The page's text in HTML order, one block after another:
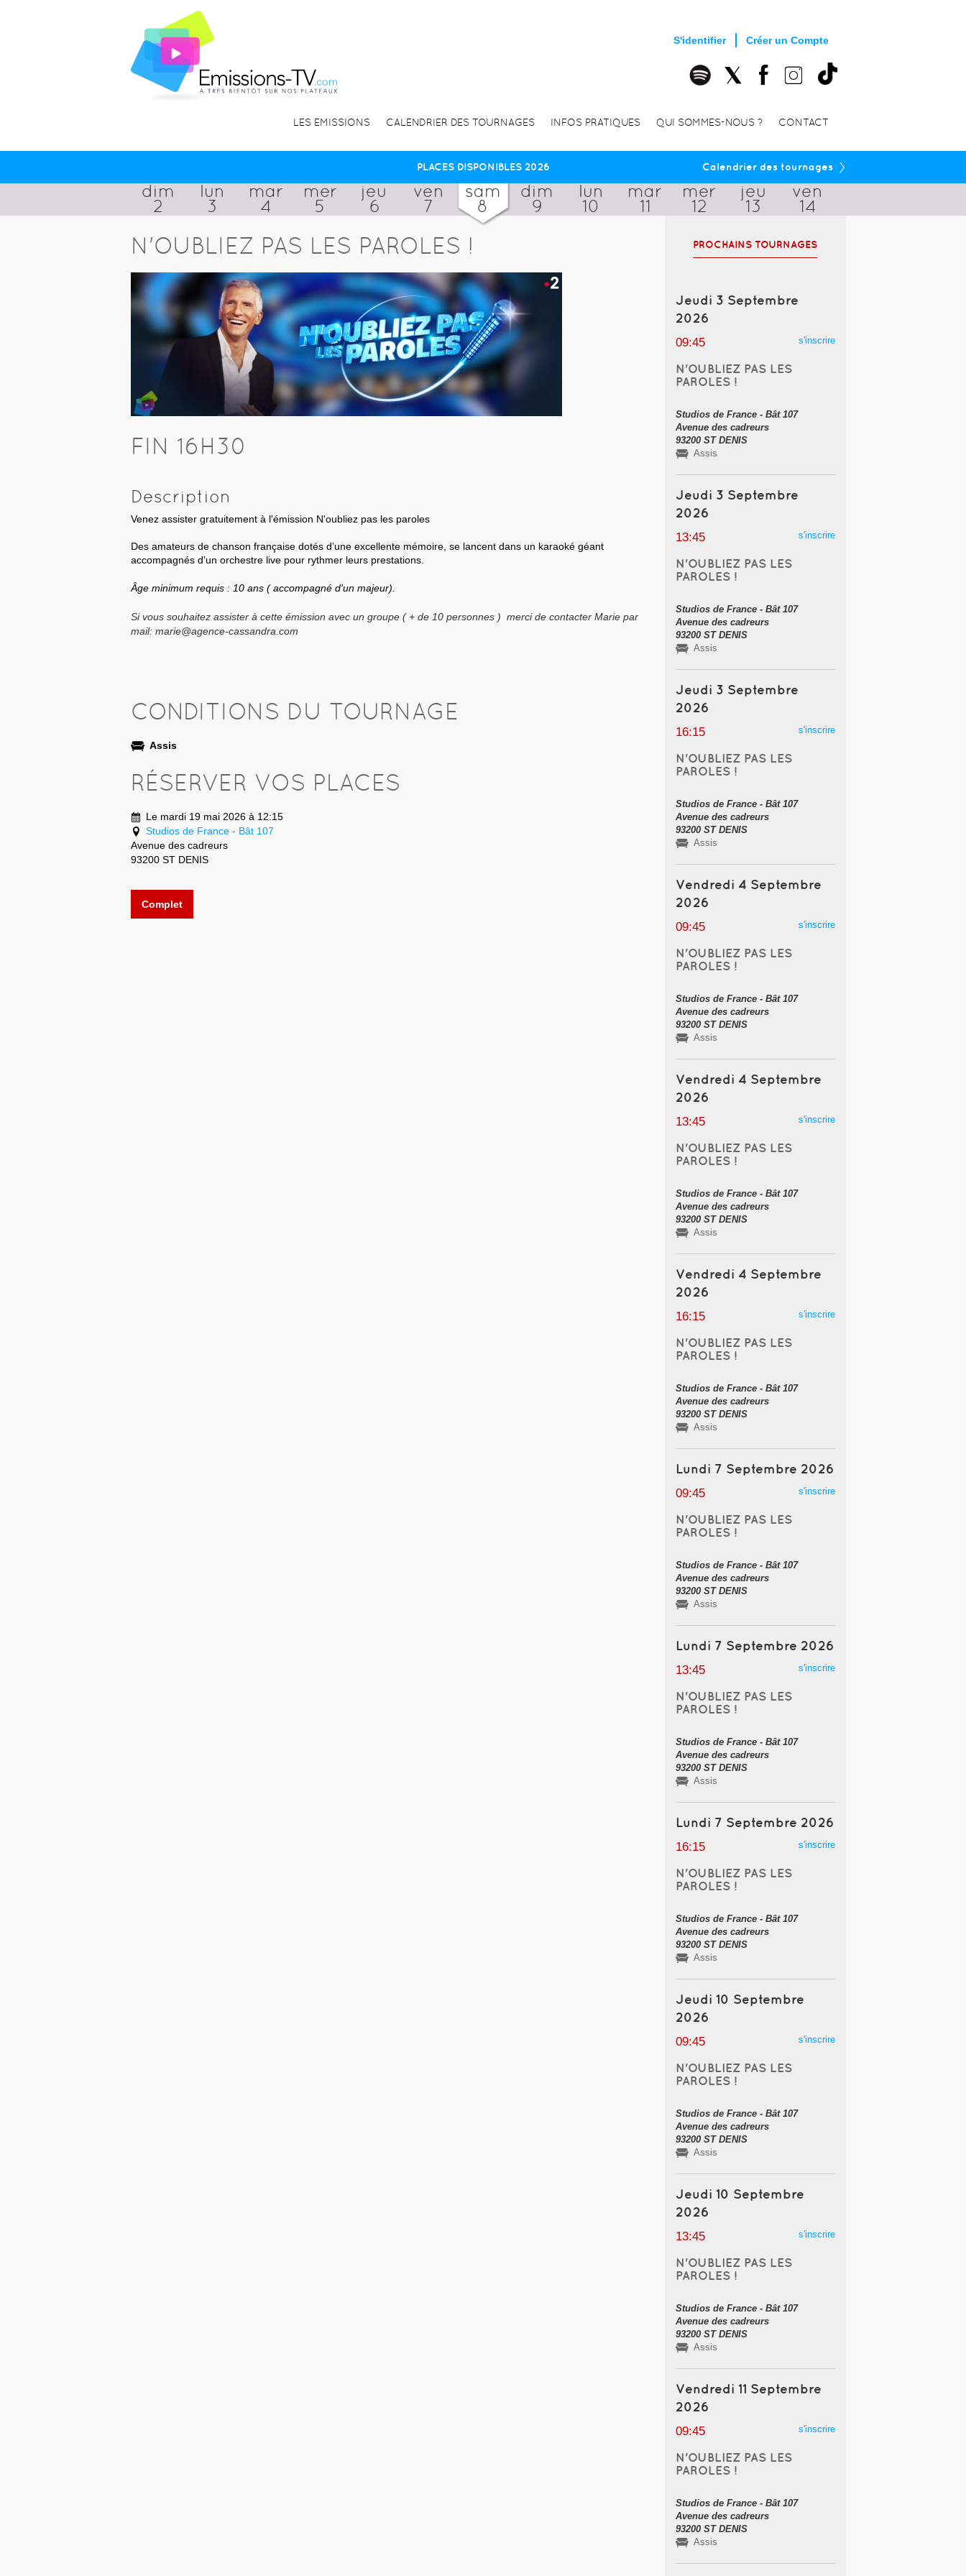
S'identifier Créer un Compte
LES EMISSIONS CALENDRIER DES TOURNAGES INFOS PRATIQUES QUI SOMMES-NOUS ? CONTACT
PLACES DISPONIBLES 2026 Calendrier des tournages ›
dim
2
lun
3
mar
4
mer
5
jeu
6
ven
7
sam
8
dim
9
lun
10
mar
11
mer
12
jeu
13
ven
14
N'OUBLIEZ PAS LES PAROLES !
FIN 16H30
Description
Venez assister gratuitement à l'émission N'oubliez pas les paroles
Des amateurs de chanson française dotés d’une excellente mémoire, se lancent dans un karaoké géant
accompagnés d'un orchestre live pour rythmer leurs prestations.
Âge minimum requis : 10 ans ( accompagné d'un majeur).
Si vous souhaitez assister à cette émission avec un groupe ( + de 10 personnes ) merci de contacter Marie par
mail: marie@agence-cassandra.com
CONDITIONS DU TOURNAGE
Assis
RÉSERVER VOS PLACES
Le mardi 19 mai 2026 à 12:15
Studios de France - Bât 107
Avenue des cadreurs
93200 ST DENIS
Complet
PROCHAINS TOURNAGES
Jeudi 3 Septembre
2026
09:45 s'inscrire
N'OUBLIEZ PAS LES
PAROLES !
Studios de France - Bât 107
Avenue des cadreurs
93200 ST DENIS
Assis
Jeudi 3 Septembre
2026
13:45 s'inscrire
N'OUBLIEZ PAS LES
PAROLES !
Studios de France - Bât 107
Avenue des cadreurs
93200 ST DENIS
Assis
Jeudi 3 Septembre
2026
16:15 s'inscrire
N'OUBLIEZ PAS LES
PAROLES !
Studios de France - Bât 107
Avenue des cadreurs
93200 ST DENIS
Assis
Vendredi 4 Septembre
2026
09:45 s'inscrire
N'OUBLIEZ PAS LES
PAROLES !
Studios de France - Bât 107
Avenue des cadreurs
93200 ST DENIS
Assis
Vendredi 4 Septembre
2026
13:45 s'inscrire
N'OUBLIEZ PAS LES
PAROLES !
Studios de France - Bât 107
Avenue des cadreurs
93200 ST DENIS
Assis
Vendredi 4 Septembre
2026
16:15 s'inscrire
N'OUBLIEZ PAS LES
PAROLES !
Studios de France - Bât 107
Avenue des cadreurs
93200 ST DENIS
Assis
Lundi 7 Septembre 2026
09:45 s'inscrire
N'OUBLIEZ PAS LES
PAROLES !
Studios de France - Bât 107
Avenue des cadreurs
93200 ST DENIS
Assis
Lundi 7 Septembre 2026
13:45 s'inscrire
N'OUBLIEZ PAS LES
PAROLES !
Studios de France - Bât 107
Avenue des cadreurs
93200 ST DENIS
Assis
Lundi 7 Septembre 2026
16:15 s'inscrire
N'OUBLIEZ PAS LES
PAROLES !
Studios de France - Bât 107
Avenue des cadreurs
93200 ST DENIS
Assis
Jeudi 10 Septembre
2026
09:45 s'inscrire
N'OUBLIEZ PAS LES
PAROLES !
Studios de France - Bât 107
Avenue des cadreurs
93200 ST DENIS
Assis
Jeudi 10 Septembre
2026
13:45 s'inscrire
N'OUBLIEZ PAS LES
PAROLES !
Studios de France - Bât 107
Avenue des cadreurs
93200 ST DENIS
Assis
Vendredi 11 Septembre
2026
09:45 s'inscrire
N'OUBLIEZ PAS LES
PAROLES !
Studios de France - Bât 107
Avenue des cadreurs
93200 ST DENIS
Assis